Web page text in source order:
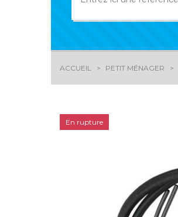
ACCUEIL PETIT MÉNAGER
En rupture